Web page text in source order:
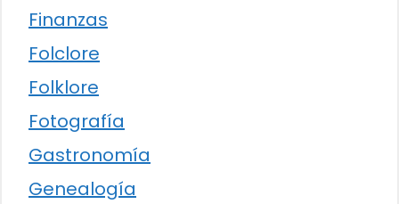
Finanzas
Folclore
Folklore
Fotografía
Gastronomía
Genealogía